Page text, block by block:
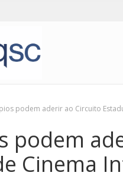
podem aderir ao Circuito
podem
Cinema